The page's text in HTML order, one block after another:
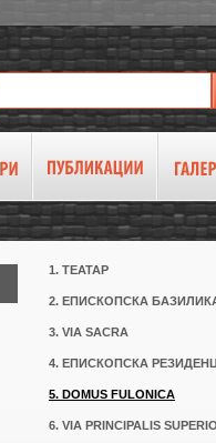
1. ТЕАТАР
2. ЕПИСКОПСКА
3. VIA SACRA
4. ЕПИСКОПСКА
5. DOMUS FULONICA
6. VIA PRINCIPALIS